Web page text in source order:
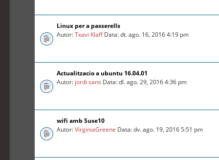
Linux per a passerells
Autor:Txavi KlaffData: dt. ago. 16, 2016 4:19 pm
Actualitzacio a ubuntu 16.04.01
Autor: jordi sans Data: dl. ago. 29, 2016 4:36 pm
wifi amb Suse10
Autor:VirginiaGreene Data: dv. ago. 19, 2016 5:51 pm